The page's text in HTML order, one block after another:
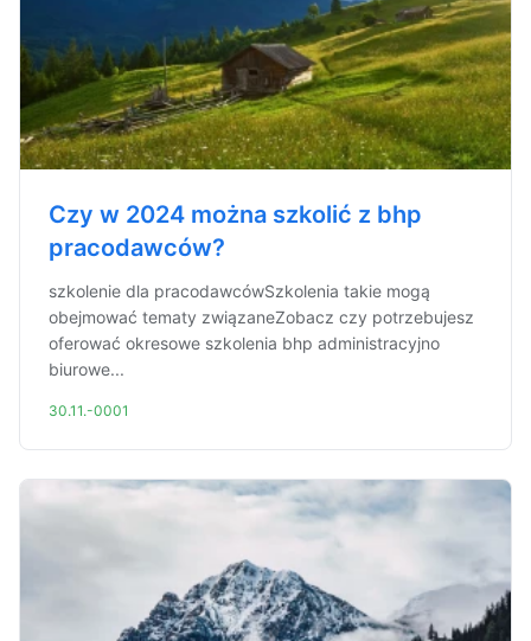
Czy w 2024 można szkolić z bhp
pracodawców?
szkolenie dla pracodawcówSzkolenia takie mogą
obejmować tematy związaneZobacz czy potrzebujesz
oferować okresowe szkolenia bhp administracyjno
biurowe...
30.11.-0001